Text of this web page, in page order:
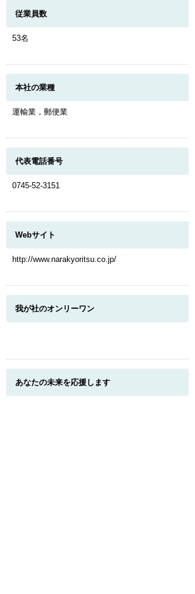
従業員数
53名
本社の業種
運輸業，郵便業
代表電話番号
0745-52-3151
Webサイト
http://www.narakyoritsu.co.jp/
我が社のオンリーワン
あなたの未来を応援します